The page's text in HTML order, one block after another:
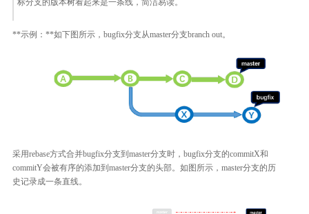
**示例：**如下图所示，bugfix分支从master分支branch out。
采用rebase方式合并bugfix分支到master分支时，bugfix分支的commitX和
commitY会被有序的添加到master分支的头部。如图所示，master分支的历
史记录成一条直线。